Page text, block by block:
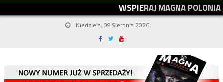
WSPIERAJMAGNAPOLONIA
Niedziela, 09 Sierpnia 2026